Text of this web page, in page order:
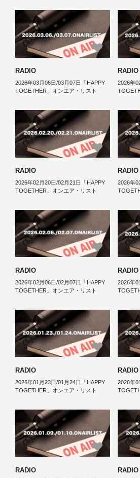
RADIO
2026年03月06日/03月07日「HAPPY
TOGETHER」オンエア・リスト
RADIO
2026年
RADIO
2026年02月20日/02月21日「HAPPY
TOGETHER」オンエア・リスト
RADIO
2026年
RADIO
2026年02月06日/02月07日「HAPPY
TOGETHER」オンエア・リスト
RADIO
2026年
RADIO
2026年01月23日/01月24日「HAPPY
TOGETHER」オンエア・リスト
RADIO
2026年
RADIO RADIO